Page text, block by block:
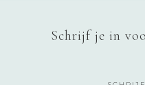
Schrijf je in